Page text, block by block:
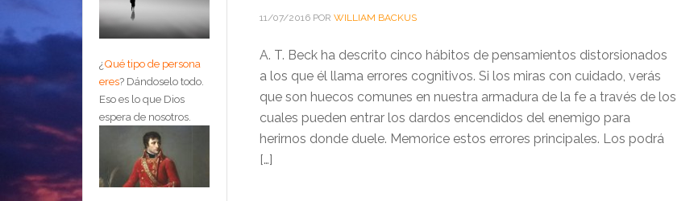
11/07/2016 POR WILLIAM BACKUS
A. T. Beck ha descrito cinco hábitos de pensamientos distorsionados
a los que él llama errores cognitivos. Si los miras con cuidado, verás
que son huecos comunes en nuestra armadura de la fe a través de los
cuales pueden entrar los dardos encendidos del enemigo para
herirnos donde duele. Memorice estos errores principales. Los podrá
[…]
¿Qué tipo de persona
eres? Dándoselo todo.
Eso es lo que Dios
espera de nosotros.